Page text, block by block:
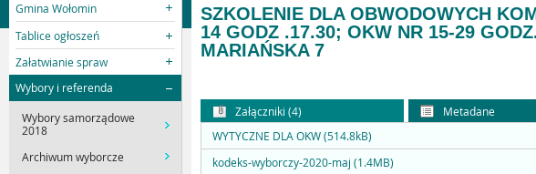
Gmina Wołomin
Tablice ogłoszeń
Załatwianie spraw
Wybory i referenda
Wybory samorządowe
2018
Archiwum wyborcze
SZKOLENIE DLA OBWODOWYCH
14 GODZ .17.30; OKW NR 15-29
MARIAŃSKA 7
Załączniki (4) Metadane
WYTYCZNE DLA OKW (514.8kB)
kodeks-wyborczy-2020-maj (1.4MB)